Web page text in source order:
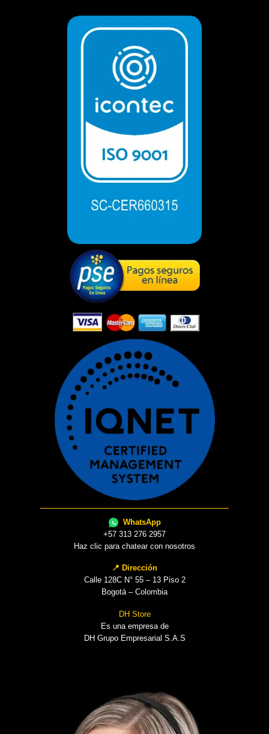
WhatsApp
+57 313 276 2957
Haz clic para chatear con nosotros
📍 Dirección
Calle 128C N° 55 – 13 Piso 2
Bogotá – Colombia
DH Store
Es una empresa de
DH Grupo Empresarial S.A.S